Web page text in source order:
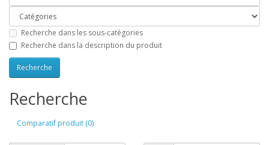
Recherche dans les sous-catégories
Recherche dans la description du produit
Recherche
Comparatif produit (0)